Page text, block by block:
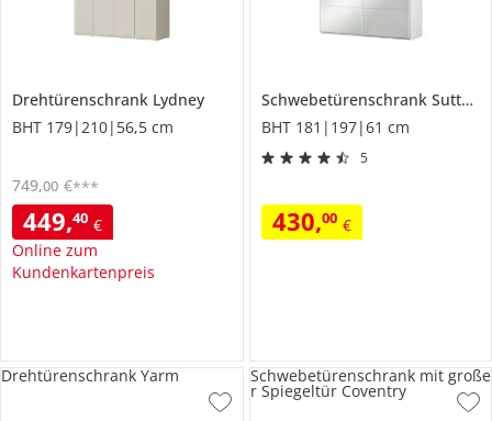
Drehtürenschrank Lydney
BHT 179|210|56,5 cm
449,40 €
Online zum
Kundenkartenpreis
749,00 €***
Schwebetürenschrank Sutterton
BHT 181|197|61 cm
5
430,00 €
Drehtürenschrank Yarm Schwebetürenschrank mit große
r Spiegeltür Coventry